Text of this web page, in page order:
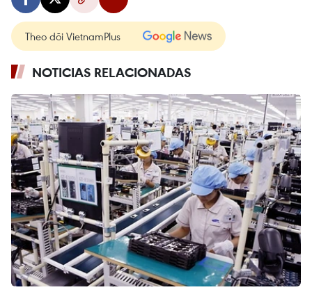
Theo dõi VietnamPlus
NOTICIAS RELACIONADAS